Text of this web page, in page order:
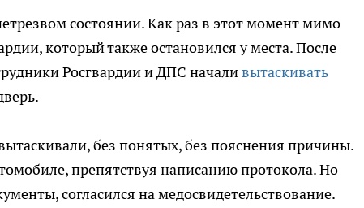
состоянии. Как раз в этот момент мимо
который также остановился у места. После
Росгвардии и ДПС началивытаскивать
без понятых, без пояснения причины.
препятствуя написанию протокола. Но
согласился на медосвидетельствование.